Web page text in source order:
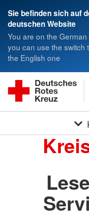
Sie befinden sich auf
deutschen Website
You are on the German
you can use the switch
the English one